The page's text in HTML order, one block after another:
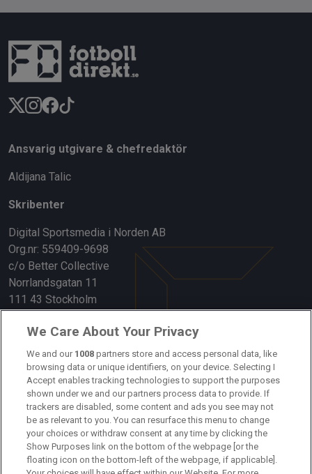
Ansvarig utgivare & chefredaktör
Aldijana Talic
Skribenter
Digital Sportsmedia i Norden AB
Org.nr: 559409-9698
c/o Better Collective
Norrlandsgatan 11
111 43 Stockholm
Länkar
Om oss
Kontakta oss
Kundtjänst
Sponsor: Rekatochklart
Annonsera på Fotbolldirekt
We Care About Your Privacy
We and our 1008 partners store and access personal data, like
browsing data or unique identifiers, on your device. Selecting I
Accept enables tracking technologies to support the purposes
shown under we and our partners process data to provide. If
trackers are disabled, some content and ads you see may not
be as relevant to you. You can resurface this menu to change
your choices or withdraw consent at any time by clicking the
Show Purposes link on the bottom of the webpage [or the
floating icon on the bottom-left of the webpage, if applicable].